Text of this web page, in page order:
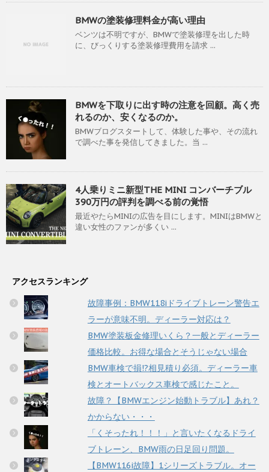
BMWの塗装修理料金が高い理由
ベンツは不明ですが、BMWで塗装修理を出した時
に、びっくりする塗装修理費用を請求 ...
BMWを下取りに出す時の注意を回顧。高く売
れるのか、安くなるのか。
BMWブログスタートして、体験した事や、その流れ
で調べた事を発信してきました。当 ...
4人乗りミニ新型THE MINI コンバーチブル
390万円の評判を調べる前の覚悟
最近やたらMINIの広告を目にします。MINIはBMWと
違い女性のファンが多くい ...
アクセスランキング
故障事例：BMW118iドライブトレーン警告エ
ラーが意味不明。ディーラー対応は？
BMW塗装板金修理いくら？一般とディーラー
価格比較。お得な場合とそうじゃない場合
BMW車検で損!?相見積り必須。ディーラー車
検とオートバックス車検で感じたこと。
故障？【BMWエンジン始動トラブル】あれ？
かからない・・・
「くそったれ！！！」と言いたくなるドライ
ブトレーン、BMW雨の日足回り問題。
【BMW116i故障】1シリーズトラブル。オー